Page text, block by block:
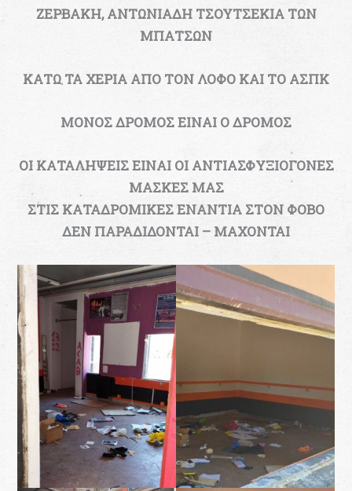
ΖΕΡΒΑΚΗ, ΑΝΤΩΝΙΑΔΗ ΤΣΟΥΤΣΕΚΙΑ ΤΩΝ
ΜΠΑΤΣΩΝ
ΚΑΤΩ ΤΑ ΧΕΡΙΑ ΑΠΟ ΤΟΝ ΛΟΦΟ ΚΑΙ ΤΟ ΑΣΠΚ
ΜΟΝΟΣ ΔΡΟΜΟΣ ΕΙΝΑΙ Ο ΔΡΟΜΟΣ
ΟΙ ΚΑΤΑΛΗΨΕΙΣ ΕΙΝΑΙ ΟΙ ΑΝΤΙΑΣΦΥΞΙΟΓΟΝΕΣ
ΜΑΣΚΕΣ ΜΑΣ
ΣΤΙΣ ΚΑΤΑΔΡΟΜΙΚΕΣ ΕΝΑΝΤΙΑ ΣΤΟΝ ΦΟΒΟ
ΔΕΝ ΠΑΡΑΔΙΔΟΝΤΑΙ – ΜΑΧΟΝΤΑΙ